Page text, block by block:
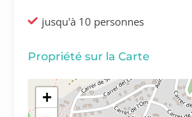
jusqu'à 10 personnes
Propriété sur la Carte
+